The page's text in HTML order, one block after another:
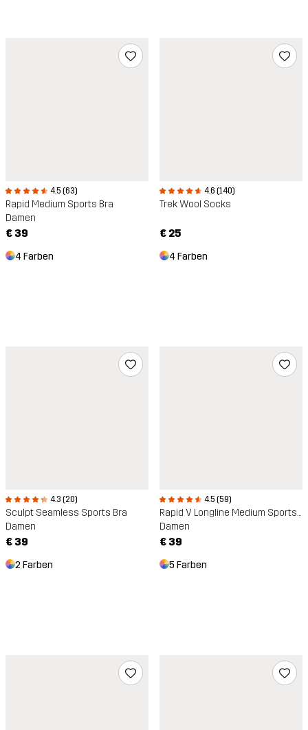
4.5 (63)
Rapid Medium Sports Bra
Damen
€ 39
4 Farben
4.6 (140)
Trek Wool Socks
€ 25
4 Farben
4.3 (20)
Sculpt Seamless Sports Bra
Damen
€ 39
2 Farben
4.5 (59)
Rapid V Longline Medium Sports Bra
Damen
€ 39
5 Farben